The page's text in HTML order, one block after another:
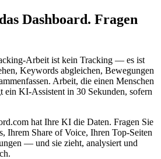
Dashboard. Fragen
Arbeit ist kein Tracking — es ist
Keywords abgleichen, Bewegungen
Arbeit, die einen Menschen
ein KI-Assistent in 30 Sekunden, sofern
hat Ihre KI die Daten. Fragen Sie
Ihrem Share of Voice, Ihren Top-Seiten
— und sie zieht, analysiert und